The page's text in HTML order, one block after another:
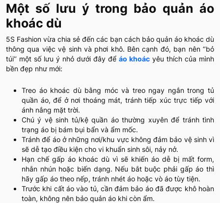
Một số lưu ý trong bảo quản áo
khoác dù
5S Fashion vừa chia sẻ đến các bạn cách bảo quản áo khoác dù
thông qua việc vệ sinh và phơi khô. Bên cạnh đó, bạn nên ‘’bỏ
túi’’ một số lưu ý nhỏ dưới đây để áo khoác yêu thích của mình
bền đẹp như mới:
Treo áo khoác dù bằng móc và treo ngay ngắn trong tủ
quần áo, để ở nơi thoáng mát, tránh tiếp xúc trực tiếp với
ánh nắng mặt trời.
Chú ý vệ sinh tủ/kệ quần áo thường xuyên để tránh tình
trạng áo bị bám bụi bẩn và ẩm mốc.
Tránh để áo ở những nơi/khu vực không đảm bảo vệ sinh vì
sẽ dễ tạo điều kiện cho vi khuẩn sinh sôi, nảy nở.
Hạn chế gấp áo khoác dù vì sẽ khiến áo dễ bị mất form,
nhắn nhún hoặc biến dạng. Nếu bắt buộc phải gấp áo thì
hãy gấp áo theo nếp, tránh nhét áo hoặc vò áo tùy tiện.
Trước khi cất áo vào tủ, cần đảm bảo áo đã được khô hoàn
toàn, không nên bảo quản áo khi còn ẩm.